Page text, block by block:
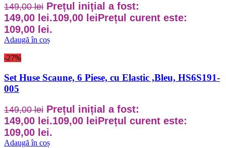
149,00lei Prețul inițial a fost:
149,00 lei.109,00 leiPrețul curent este:
109,00 lei.
Adaugă în coș
-27%
Set Huse Scaune, 6 Piese, cu Elastic ,Bleu, HS6S191-
005
149,00lei Prețul inițial a fost:
149,00 lei.109,00 leiPrețul curent este:
109,00 lei.
Adaugă în coș